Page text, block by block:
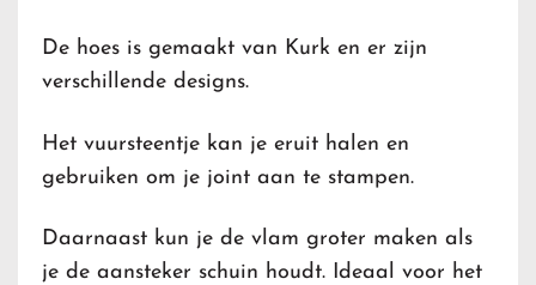
De hoes is gemaakt van Kurk en er zijn
verschillende designs.
Het vuursteentje kan je eruit halen en
gebruiken om je joint aan te stampen.
Daarnaast kun je de vlam groter maken als
je de aansteker schuin houdt. Ideaal voor het